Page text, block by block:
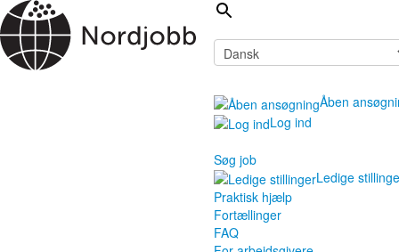
Åben
Log ind
Søg job
Ledige
Praktisk hjælp
Fortællinger
FAQ